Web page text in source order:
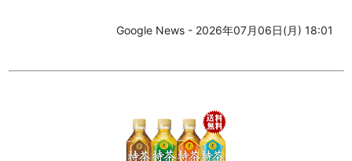
Google News - 2026年07月06日(月) 18:01